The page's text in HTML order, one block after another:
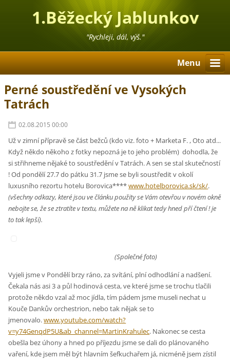
1.Běžecký Jablunkov
"Rychleji, dál, výš."
Menu
Perné soustředění ve Vysokých
Tatrách
02.08.2015 00:00
Už v zimní přípravě se část bežců (kdo viz. foto + Marketa F. , Oto atd...
Když někdo někoho z fotky nepozná je to jeho problém) dohodla, že
si střihneme nějaké to soustředění v Tatrách. A sen se stal skutečností
! Od pondělí 27.7 do pátku 31.7 jsme se byli soustředit v okolí
luxusního rezortu hotelu Borovica****www.hotelborovica.sk/sk/.
(všechny odkazy, které jsou ve článku použity se Vám otevřou v novém okně
nebojte se, že se ztratíte v textu, můžete na ně klikat tedy hned pří čtení ! je
to tak lepší).
(Společné foto)
Vyjeli jsme v Pondělí brzy ráno, za svítání, plní odhodlání a nadšení.
Čekala nás asi 3 a půl hodinová cesta, ve které jsme se trochu tlačili
protože někdo vzal až moc jídla, tím pádem jsme museli nechat u
Kouče Dankův orchestrion, nebo tak nějak se to
jmenovalo.www.youtube.com/watch?
v=y74GenqdP5U&ab_channel=MartinKrahulec. Nakonec se cesta
obešla bez úhony a hned po příjezdu jsme se dali do plánovaného
vaření, kde jsem měl být hlavním šefkuchařem já, nicméně jsem zístil